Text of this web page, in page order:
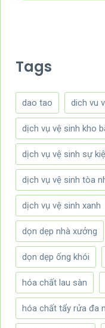
Tags
dao tao dich vu
dịch vụ vệ sinh kho
dịch vụ vệ sinh sự
dịch vụ vệ sinh tòa
dịch vụ vệ sinh xanh
dọn dẹp nhà xưởng
dọn dẹp ống khói
hóa chất lau sàn
hóa chất tẩy rửa đa